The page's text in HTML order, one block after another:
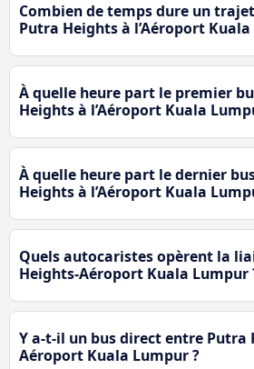
Combien de temps dure un
Putra Heights à l’Aéroport
À quelle heure part le premier
Heights à l’Aéroport Kuala
À quelle heure part le dernier
Heights à l’Aéroport Kuala
Quels autocaristes opèrent la
Heights-Aéroport Kuala Lumpur
Y a-t-il un bus direct entre Putra
Aéroport Kuala Lumpur ?